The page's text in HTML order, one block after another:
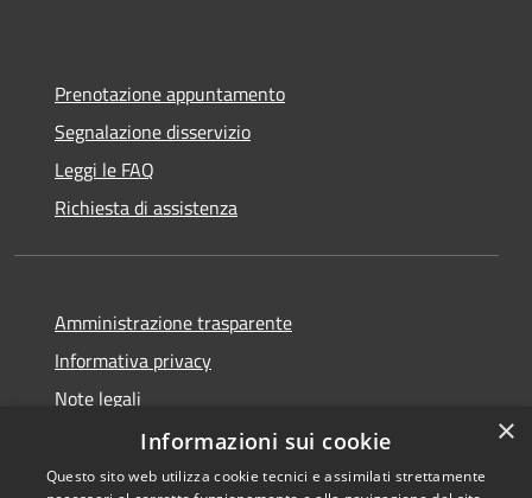
Prenotazione appuntamento
Segnalazione disservizio
Leggi le FAQ
Richiesta di assistenza
Amministrazione trasparente
Informativa privacy
Note legali
Dichiarazione di accessibilità
×
Informazioni sui cookie
Questo sito web utilizza cookie tecnici e assimilati strettamente